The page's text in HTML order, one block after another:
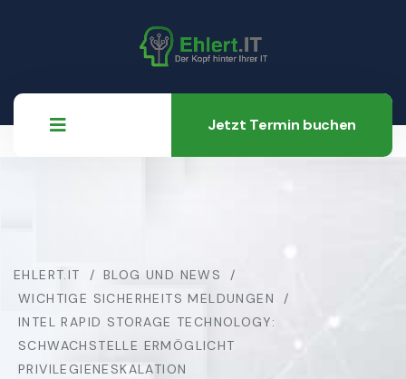
Jetzt Termin buchen
EHLERT.IT
BLOG UND NEWS
WICHTIGE SICHERHEITS MELDUNGEN
INTEL RAPID STORAGE TECHNOLOGY:
SCHWACHSTELLE ERMÖGLICHT
PRIVILEGIENESKALATION